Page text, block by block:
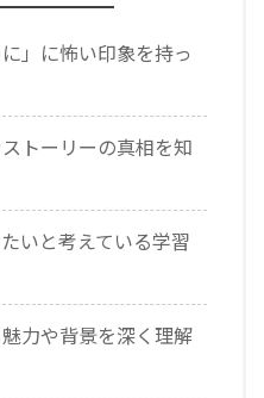
」に怖い印象を持っ
トーリーの真相を知
いと考えている学習
力や背景を深く理解